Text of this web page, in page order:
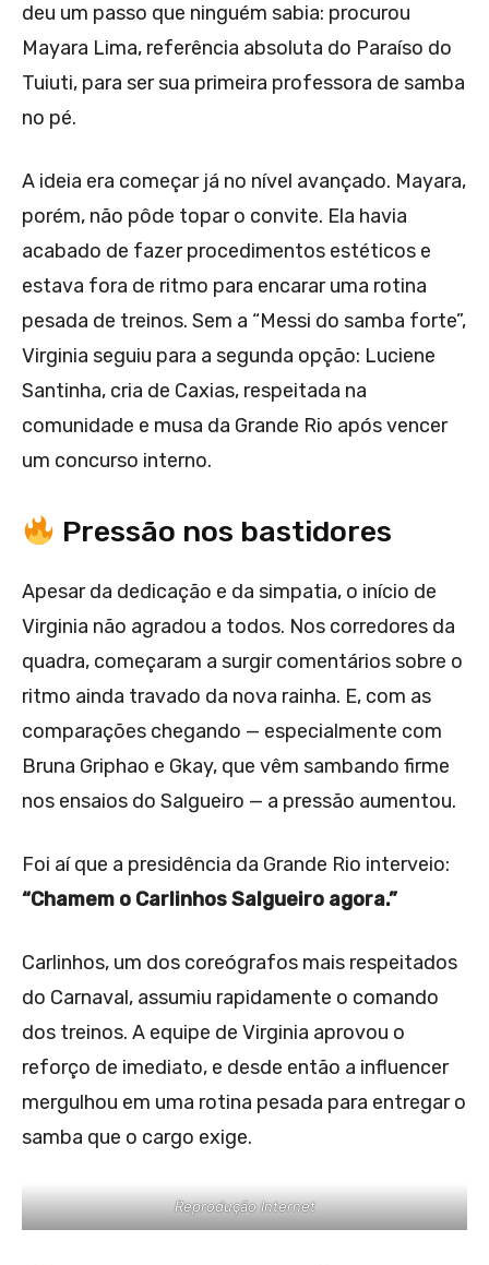
deu um passo que ninguém sabia: procurou
Mayara Lima, referência absoluta do Paraíso do
Tuiuti, para ser sua primeira professora de samba
no pé.
A ideia era começar já no nível avançado. Mayara,
porém, não pôde topar o convite. Ela havia
acabado de fazer procedimentos estéticos e
estava fora de ritmo para encarar uma rotina
pesada de treinos. Sem a “Messi do samba forte”,
Virginia seguiu para a segunda opção: Luciene
Santinha, cria de Caxias, respeitada na
comunidade e musa da Grande Rio após vencer
um concurso interno.
Pressão nos bastidores
Apesar da dedicação e da simpatia, o início de
Virginia não agradou a todos. Nos corredores da
quadra, começaram a surgir comentários sobre o
ritmo ainda travado da nova rainha. E, com as
comparações chegando — especialmente com
Bruna Griphao e Gkay, que vêm sambando firme
nos ensaios do Salgueiro — a pressão aumentou.
Foi aí que a presidência da Grande Rio interveio:
“Chamem o Carlinhos Salgueiro agora.”
Carlinhos, um dos coreógrafos mais respeitados
do Carnaval, assumiu rapidamente o comando
dos treinos. A equipe de Virginia aprovou o
reforço de imediato, e desde então a influencer
mergulhou em uma rotina pesada para entregar o
samba que o cargo exige.
Reprodução Internet